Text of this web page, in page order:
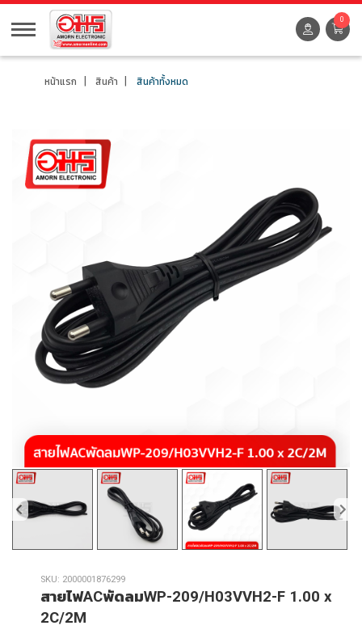
0
หน้าแรก สินค้า สินค้าทั้งหมด
SKU: 2000001876299
สายไฟACพัดลมWP-209/H03VVH2-F 1.00 x
2C/2M